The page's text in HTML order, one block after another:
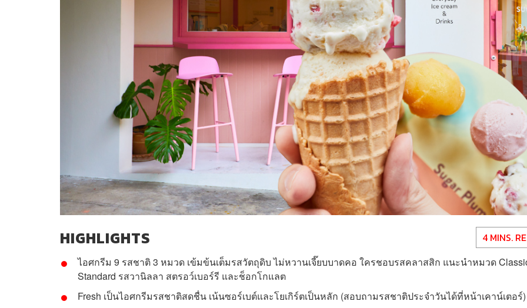
HIGHLIGHTS 4 MINS.
ไอศกรีม 9 รสชาติ 3 หมวด เข้มข้นเต็มรสวัตถุดิบ ไม่หวานเจี๊ยบบาดคอ ใครชอบรสคลาสสิก แนะนำหมวด
Standard รสวานิลลา สตรอว์เบอร์รี และช็อกโกแลต
Fresh เป็นไอศกรีมรสชาติสดชื่น เน้นซอร์เบต์และโยเกิร์ตเป็นหลัก (สอบถามรสชาติประจำวันได้ที่หน้าเคาน์เตอ